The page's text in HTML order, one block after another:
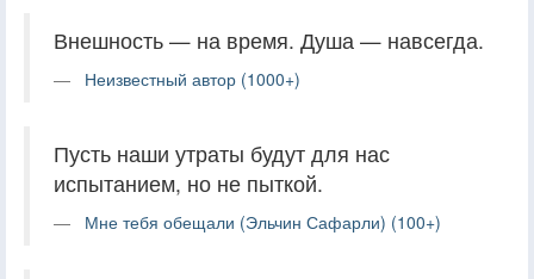
Внешность — на время. Душа — навсегда.
Неизвестный автор (1000+)
Пусть наши утраты будут для нас
испытанием, но не пыткой.
Мне тебя обещали (Эльчин Сафарли) (100+)